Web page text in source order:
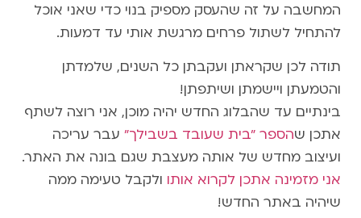
המחשבה על זה שהעסק מספיק בנוי כדי שאני אוכל
להתחיל לשתול פרחים מרגשת אותי עד דמעות.
תודה לכן שקראתן ועקבתן כל השנים, שלמדתן
והטמעתן ויישמתן ושיתפתן!
בינתיים עד שהבלוג החדש יהיה מוכן, אני רוצה לשתף
אתכן שהספר "בית שעובד בשבילך" עבר עריכה
ועיצוב מחדש של אותה מעצבת שגם בונה את האתר.
אני מזמינה אתכן לקרוא אותו ולקבל טעימה ממה
שיהיה באתר החדש!